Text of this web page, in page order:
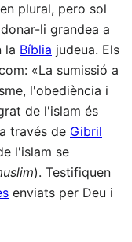
plural, pero sol
li grandea a
la Bíblia judeua. Els
«La sumissió a
l'obediència i
de l'islam és
través de Gibril
l'islam se
). Testifiquen
enviats per Deu i